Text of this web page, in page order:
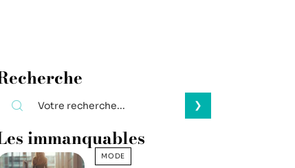
immanquables
MODE